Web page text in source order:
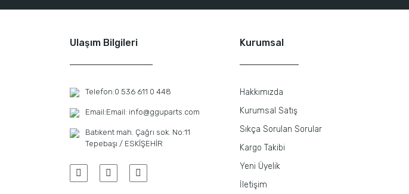
Ulaşım Bilgileri
Telefon:0 536 611 0 448
Email:Email: info@gguparts.com
Batıkent mah. Çağrı sok. No:11
Tepebaşı / ESKİŞEHİR
Kurumsal
Hakkımızda
Kurumsal Satış
Sıkça Sorulan Sorular
Kargo Takibi
Yeni Üyelik
İletişim